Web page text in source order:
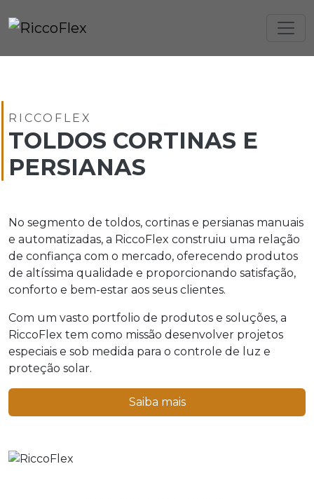
RICCOFLEX
TOLDOS CORTINAS E
PERSIANAS
No segmento de toldos, cortinas e persianas manuais
e automatizadas, a RiccoFlex construiu uma relação
de confiança com o mercado, oferecendo produtos
de altíssima qualidade e proporcionando satisfação,
conforto e bem-estar aos seus clientes.
Com um vasto portfolio de produtos e soluções, a
RiccoFlex tem como missão desenvolver projetos
especiais e sob medida para o controle de luz e
proteção solar.
Saiba mais